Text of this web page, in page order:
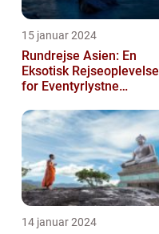
15 januar 2024
Rundrejse Asien: En
Eksotisk Rejseoplevelse
for Eventyrlystne
14 januar 2024